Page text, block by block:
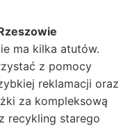
ma kilka atutów.
z pomocy
reklamacji oraz
za kompleksową
recykling starego